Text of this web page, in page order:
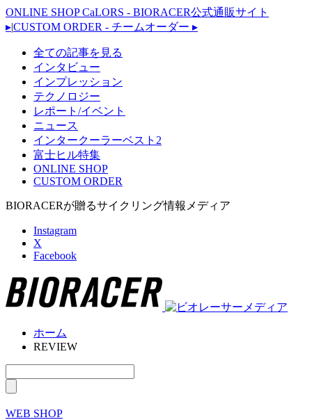
ONLINE SHOP CaLORS - BIORACER公式通販サイト
▸|CUSTOM ORDER - チームオーダー ▸
全ての記事を見る
インタビュー
インプレッション
テクノロジー
レポート/イベント
ニュース
インタークーラーベスト2
富士ヒル特集
ONLINE SHOP
CUSTOM ORDER
BIORACERが贈るサイクリング情報メディア
Instagram
X
Facebook
ホーム
REVIEW
WEB SHOP